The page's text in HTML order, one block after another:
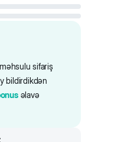
sifariş
bildirdikdən
əlavə